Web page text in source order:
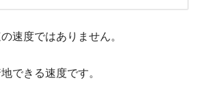
速度ではありません。
できる速度です。